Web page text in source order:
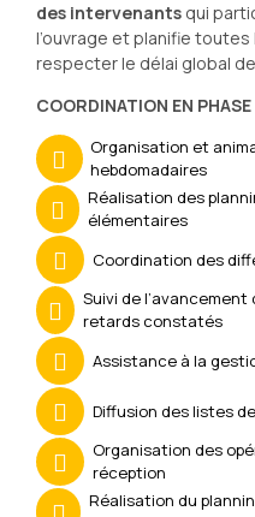
des intervenants qui
l’ouvrage et planifie
respecter le délai global
COORDINATION EN
Organisation et
hebdomadaires
Réalisation des
élémentaires
Coordination des
Suivi de
retards constatés
Assistance à la
Diffusion des listes
Organisation des
réception
Réalisation du